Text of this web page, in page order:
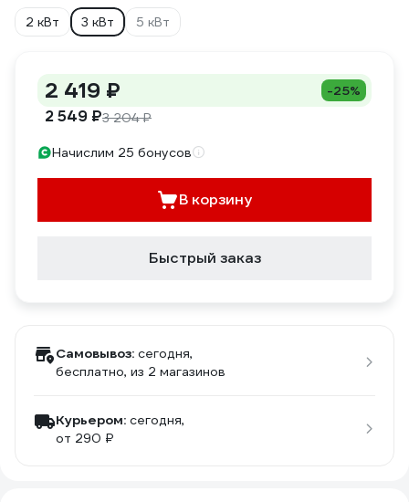
2 кВт
3 кВт 5 кВт
2 419 ₽ -25%
2 549 ₽3 204 ₽
Начислим 25 бонусов
В корзину
Быстрый заказ
Самовывоз: сегодня,
бесплатно, из 2 магазинов
Курьером: сегодня,
от 290 ₽